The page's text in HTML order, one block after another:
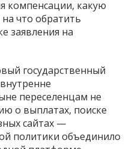
компенсации, какую
что обратить
заявления на
государственный
переселенцам не
о выплатах, поиске
сайтах —
политики объединило